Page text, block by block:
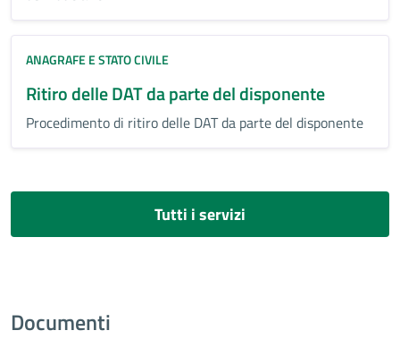
ANAGRAFE E STATO CIVILE
Ritiro delle DAT da parte del disponente
Procedimento di ritiro delle DAT da parte del disponente
Tutti i servizi
Documenti